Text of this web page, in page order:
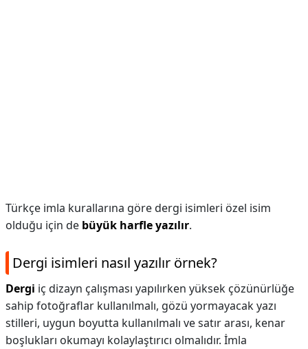
Türkçe imla kurallarına göre dergi isimleri özel isim
olduğu için de büyük harfle yazılır.
Dergi isimleri nasıl yazılır örnek?
Dergi iç dizayn çalışması yapılırken yüksek çözünürlüğe
sahip fotoğraflar kullanılmalı, gözü yormayacak yazı
stilleri, uygun boyutta kullanılmalı ve satır arası, kenar
boşlukları okumayı kolaylaştırıcı olmalıdır. İmla